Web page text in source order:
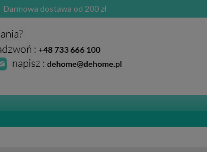
Darmowa dostawa od 200 zł